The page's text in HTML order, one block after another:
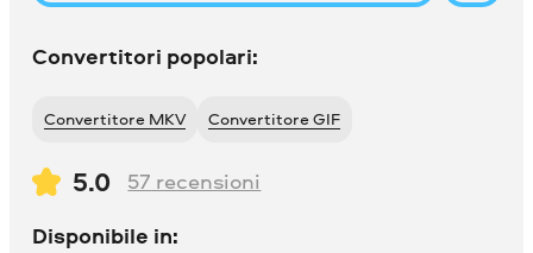
Convertitori popolari:
Convertitore MKV Convertitore GIF
5.0 57 recensioni
Disponibile in: